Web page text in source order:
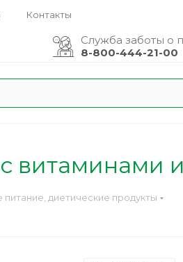
Контакты
Служба заботы о
8-800-444-21-00
витаминами
диетические продукты